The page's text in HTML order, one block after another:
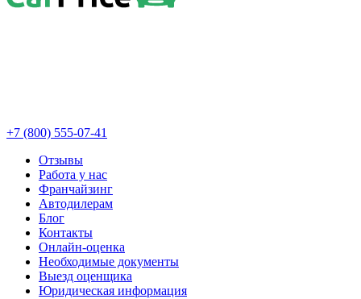
+7 (800) 555-07-41
Отзывы
Работа у нас
Франчайзинг
Автодилерам
Блог
Контакты
Онлайн-оценка
Необходимые документы
Выезд оценщика
Юридическая информация